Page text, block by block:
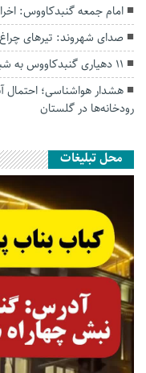
امام جمعه گنبدکاووس:
صدای شهروند: تیرهای
۱۱ دهیاری گنبدکاووس به شبکه حفاظت مردمی منابع طبیعی پیوستند
هشدار هواشناسی؛ احتمال
رودخانه‌ها در گلستان
محل تبلیغات